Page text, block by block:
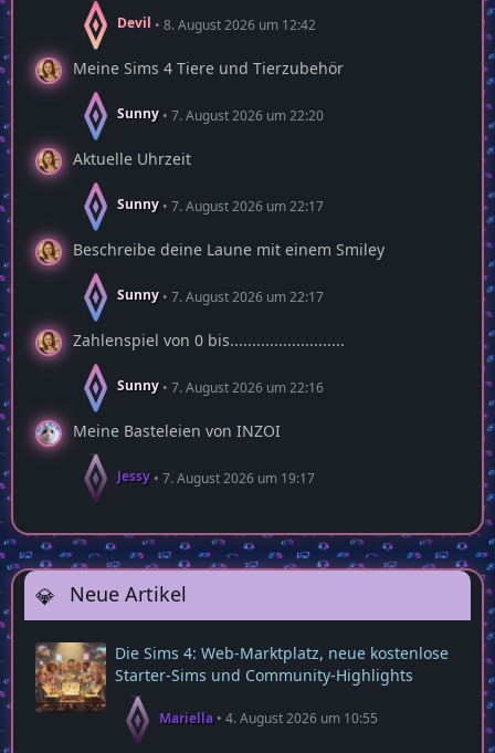
Devil 8. August 2026 um 12:42
Meine Sims 4 Tiere und Tierzubehör
Sunny 7. August 2026 um 22:20
Aktuelle Uhrzeit
Sunny 7. August 2026 um 22:17
Beschreibe deine Laune mit einem Smiley
Sunny 7. August 2026 um 22:17
Zahlenspiel von 0 bis..........................
Sunny 7. August 2026 um 22:16
Meine Basteleien von INZOI
Jessy 7. August 2026 um 19:17
Neue Artikel
Die Sims 4: Web‑Marktplatz, neue kostenlose
Starter‑Sims und Community‑Highlights
Mariella 4. August 2026 um 10:55